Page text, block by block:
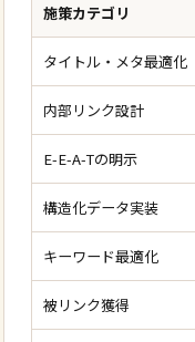
施策カテゴリ
タイトル・メタ最適化
内部リンク設計
E-E-A-Tの明示
構造化データ実装
キーワード最適化
被リンク獲得